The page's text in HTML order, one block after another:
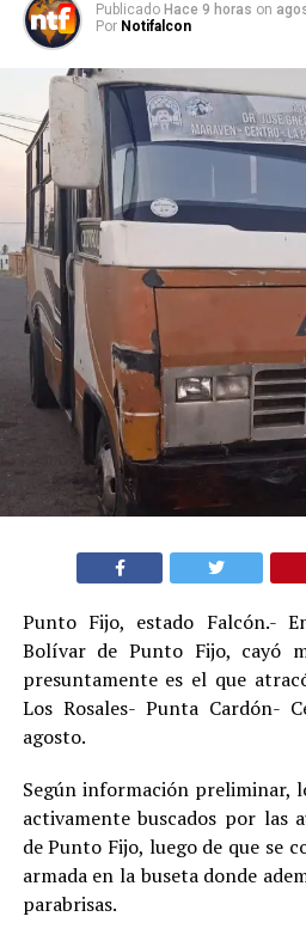
Publicado Hace 9 horas on
Por Notifalcon
Punto Fijo, estado Falcón.-
Bolívar de Punto Fijo, cayó
presuntamente es el que
Los Rosales- Punta Cardón-
agosto.
Según información preliminar,
activamente buscados por las
de Punto Fijo, luego de que se
armada en la buseta donde
parabrisas.